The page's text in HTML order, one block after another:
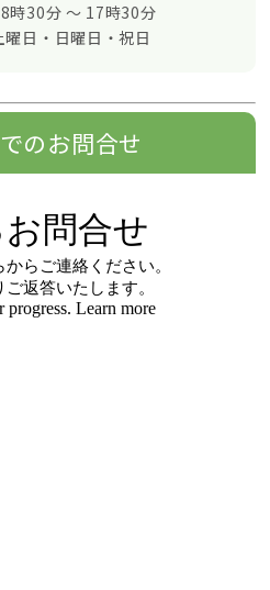
8時30分 〜 17時30分
曜日・日曜日・祝日
のお問合せ